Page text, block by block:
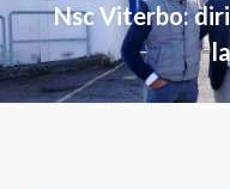
Nsc Viterbo: